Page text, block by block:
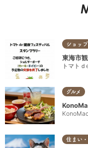
ショップ
東海市
トマト
グルメ
住まい